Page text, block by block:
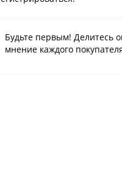
Будьте первым! Делитесь
мнение каждого